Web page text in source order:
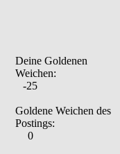
Deine Goldenen
Weichen:
-25
Goldene Weichen des
Postings:
0